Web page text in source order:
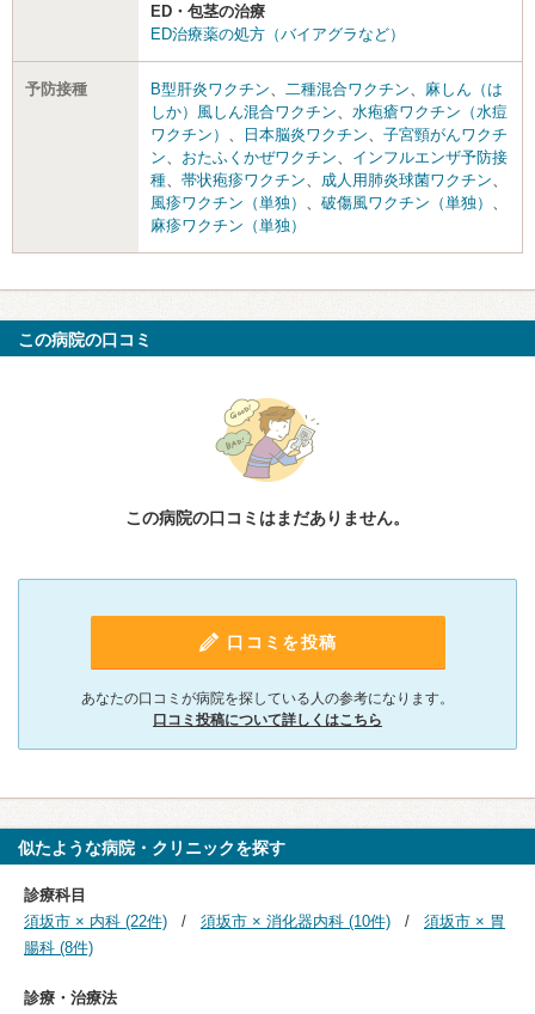
ED・包茎の治療
ED治療薬の処方（バイアグラなど）
予防接種 B型肝炎ワクチン、 二種混合ワクチン、 麻しん（は
しか）風しん混合ワクチン、 水疱瘡ワクチン（水痘
ワクチン） 、 日本脳炎ワクチン、 子宮頸がんワクチ
ン、 おたふくかぜワクチン、 インフルエンザ予防接
種、 帯状疱疹ワクチン、 成人用肺炎球菌ワクチン、
風疹ワクチン（単独） 、 破傷風ワクチン（単独） 、
麻疹ワクチン（単独）
この病院の口コミ
この病院の口コミはまだありません。
口コミを投稿
あなたの口コミが病院を探している人の参考になります。
口コミ投稿について詳しくはこちら
似たような病院・クリニックを探す
診療科目
須坂市 × 内科 (22件)
須坂市 × 消化器内科 (10件)
須坂市 × 胃
腸科 (8件)
診療・治療法